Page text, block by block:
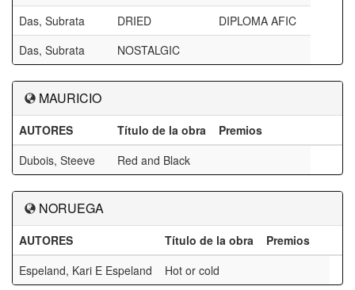
Das, Subrata
DRIED
DIPLOMA AFIC
Das, Subrata
NOSTALGIC
MAURICIO
AUTORES Título de la obra
Premios
Dubois, Steeve
Red and Black
NORUEGA
AUTORES Título de la obra
Premios
Espeland, Kari E Espeland
Hot or cold